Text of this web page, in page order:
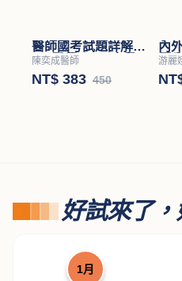
醫師國考試題詳解
(Ⅱ)醫學(四)－小兒
科
陳奕成醫師
NT$ 383 450
內
題
游麗
好試來了，
1月